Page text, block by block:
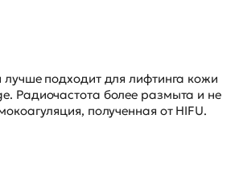
лучше подходит для лифтинга кожи
Радиочастота более размыта и не
полученная от HIFU.